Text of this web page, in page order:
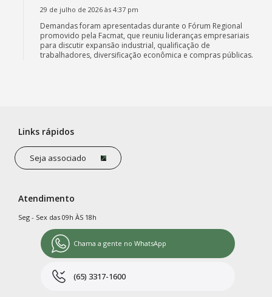
29 de julho de 2026 às 4:37 pm
Demandas foram apresentadas durante o Fórum Regional
promovido pela Facmat, que reuniu lideranças empresariais
para discutir expansão industrial, qualificação de
trabalhadores, diversificação econômica e compras públicas.
Links rápidos
Seja associado
Atendimento
Seg - Sex das 09h ÀS 18h
Chama a gente no WhatsApp
(65) 3317-1600